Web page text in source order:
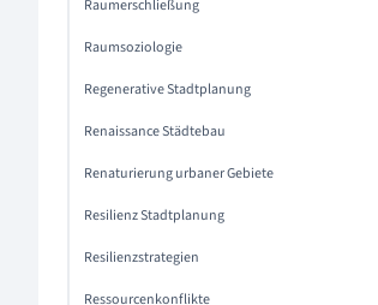
Raumerschließung
Raumsoziologie
Regenerative Stadtplanung
Renaissance Städtebau
Renaturierung urbaner Gebiete
Resilienz Stadtplanung
Resilienzstrategien
Ressourcenkonflikte